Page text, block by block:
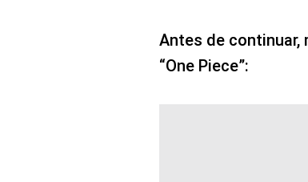
Antes de continuar,
“One Piece”: